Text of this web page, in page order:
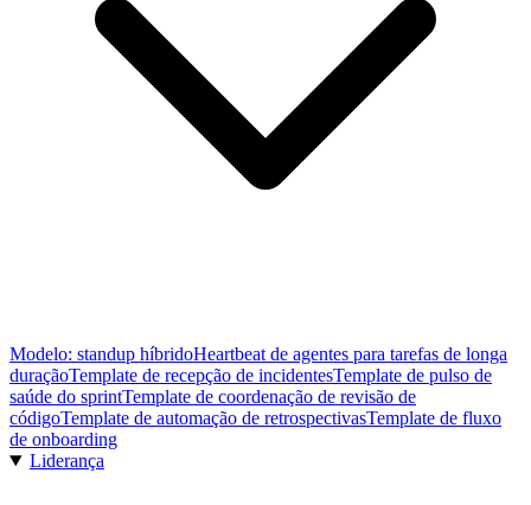
Modelo: standup híbridoHeartbeat de agentes para tarefas de longa
duraçãoTemplate de recepção de incidentesTemplate de pulso de
saúde do sprintTemplate de coordenação de revisão de
códigoTemplate de automação de retrospectivasTemplate de fluxo
de onboarding
Liderança